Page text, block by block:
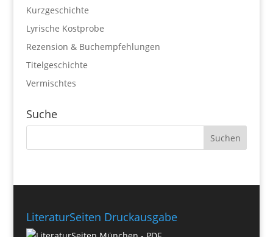
Kurzgeschichte
Lyrische Kostprobe
Rezension & Buchempfehlungen
Titelgeschichte
Vermischtes
Suche
LiteraturSeiten Druckausgabe